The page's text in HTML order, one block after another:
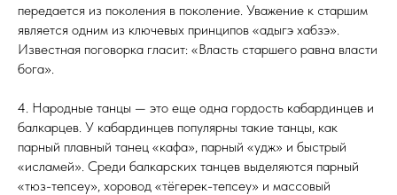
передается из поколения в поколение. Уважение к старшим
является одним из ключевых принципов «адыгэ хабзэ».
Известная поговорка гласит: «Власть старшего равна власти
бога».
4. Народные танцы — это еще одна гордость кабардинцев и
балкарцев. У кабардинцев популярны такие танцы, как
парный плавный танец «кафа», парный «удж» и быстрый
«исламей». Среди балкарских танцев выделяются парный
«тюз-тепсеу», хоровод «тёгерек-тепсеу» и массовый